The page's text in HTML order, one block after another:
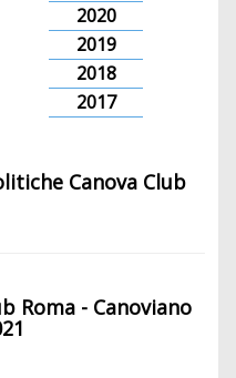
2020
2019
2018
2017
Canova Club
Roma - Canoviano